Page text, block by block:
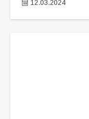
12.03.2024